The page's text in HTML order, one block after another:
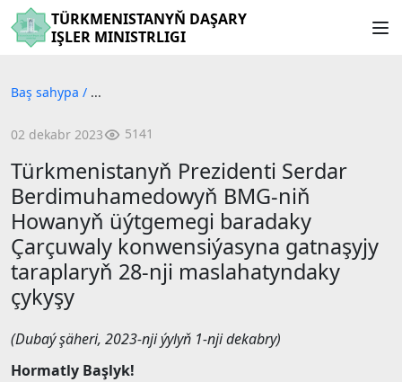
TÜRKMENISTANYŇ DAŞARY
IŞLER MINISTRLIGI
Baş sahypa / ...
02 dekabr 2023 5141
Türkmenistanyň Prezidenti Serdar
Berdimuhamedowyň BMG-niň
Howanyň üýtgemegi baradaky
Çarçuwaly konwensiýasyna gatnaşyjy
taraplaryň 28-nji maslahatyndaky
çykyşy
(Dubaý şäheri, 2023-nji ýylyň 1-nji dekabry)
Hormatly Başlyk!